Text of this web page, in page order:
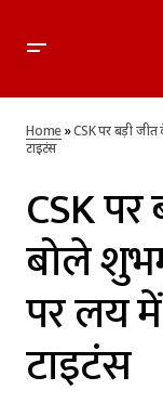
गुजरात टाइटंस
Home»CSK पर बड़ी
टाइटंस
CSK
बोले
पर लय
टाइटंस